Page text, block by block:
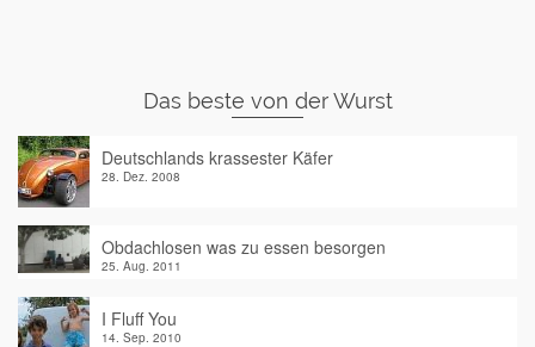
Das beste von der Wurst
Deutschlands krassester Käfer
28. Dez. 2008
Obdachlosen was zu essen besorgen
25. Aug. 2011
I Fluff You
14. Sep. 2010